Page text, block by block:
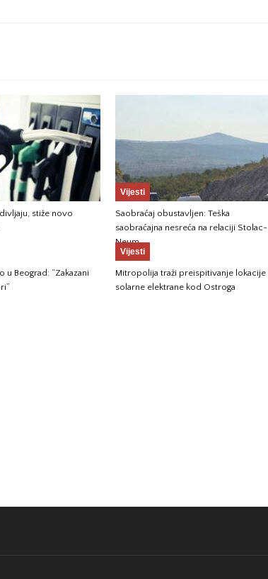
stiže novo
Vijesti
Saobraćaj obustavljen: Teška
saobraćajna nesreća na relaciji Stolac-
Neum
u Beograd: “Zakazani
Vijesti
Mitropolija traži preispitivanje lokacije
solarne elektrane kod Ostroga